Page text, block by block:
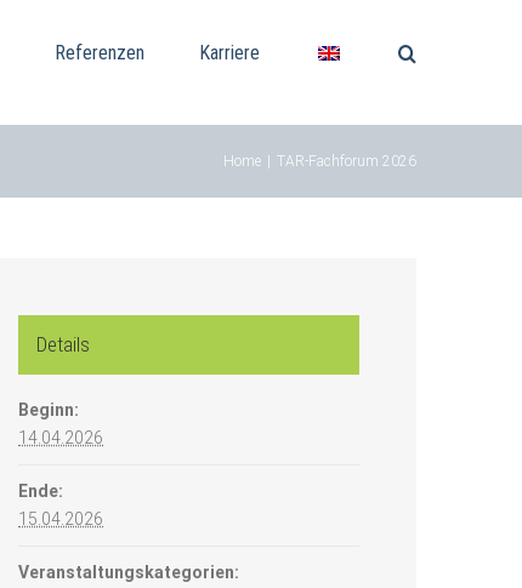
Referenzen Karriere
Home TAR-Fachforum 2026
Details
Beginn:
14.04.2026
Ende:
15.04.2026
Veranstaltungskategorien: